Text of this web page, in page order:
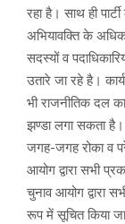
रहा है। साथ ही
अभियावक्ति के
सदस्यों व
उतारे जा रहे है।
भी राजनीतिक दल
झण्डा लगा सकता है।
जगह-जगह रोका व
आयोग द्वारा सभी
चुनाव आयोग द्वारा
रूप में सूचित किया